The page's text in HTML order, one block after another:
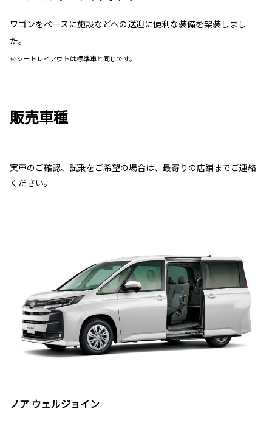
ワゴンをベースに施設などへの送迎に便利な装備を架装しまし
た。
※シートレイアウトは標準車と同じです。
販売車種
実車のご確認、試乗をご希望の場合は、最寄りの店舗までご連絡
ください。
ノア ウェルジョイン